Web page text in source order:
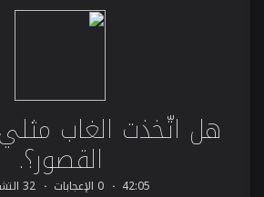
هل اتّخذت الغاب
القصور؟.
42:05 0 الإعجابات 32 التشغيلات